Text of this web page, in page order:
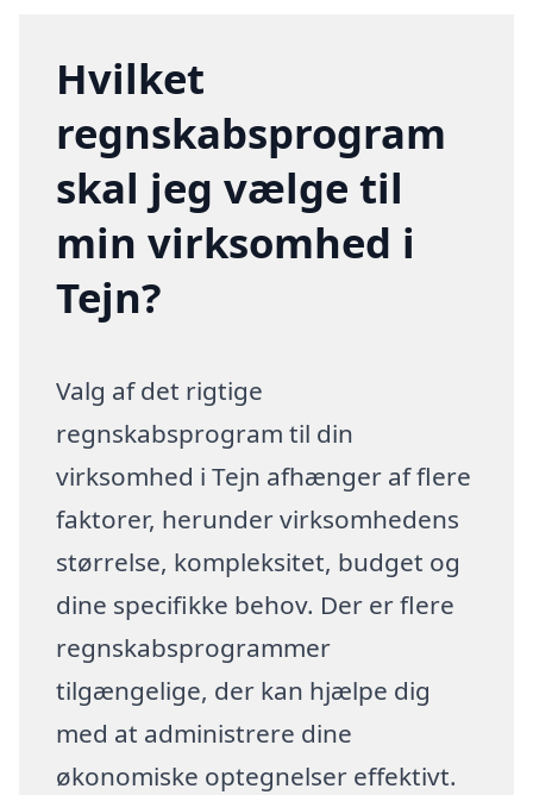
Hvilket
regnskabsprogram
skal jeg vælge til
min virksomhed i
Tejn?
Valg af det rigtige
regnskabsprogram til din
virksomhed i Tejn afhænger af flere
faktorer, herunder virksomhedens
størrelse, kompleksitet, budget og
dine specifikke behov. Der er flere
regnskabsprogrammer
tilgængelige, der kan hjælpe dig
med at administrere dine
økonomiske optegnelser effektivt.